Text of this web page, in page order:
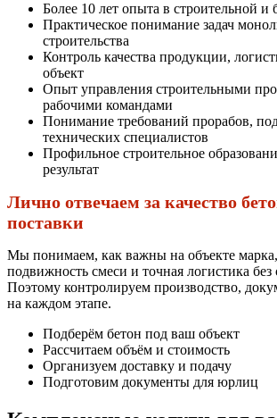
Более 10 лет опыта в строительной и
Практическое понимание задач
строительства
Контроль качества продукции,
объект
Опыт управления строительными
рабочими командами
Понимание требований прорабов,
технических специалистов
Профильное строительное
результат
Лично отвечаем за качество
поставки
Мы понимаем, как важны на объекте
подвижность смеси и точная логистика без
Поэтому контролируем производство,
на каждом этапе.
Подберём бетон под ваш объект
Рассчитаем объём и стоимость
Организуем доставку и подачу
Подготовим документы для юрлиц